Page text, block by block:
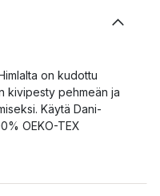
on kudottu
kivipesty pehmeän ja
Käytä Dani-
OEKO-TEX